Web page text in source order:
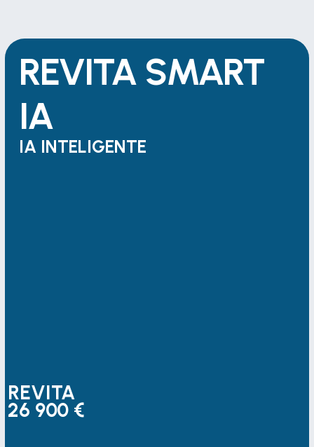
REVITA
26 900 €
REVITA SMART
IA
IA INTELIGENTE